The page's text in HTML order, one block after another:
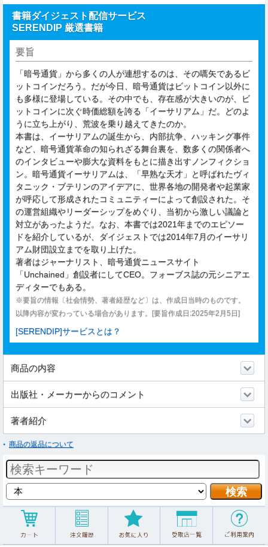
書籍ダイジェスト配信サービス
SERENDIP 厳選書籍
要旨
「暗号通貨」から多くの人が連想するのは、その嚆矢であるビ
ットコインだろう。だが今日、暗号通貨はビットコイン以外に
も多様に登場している。その中でも、存在感が大きいのが、ビ
ットコインに次ぐ時価総額を誇る「イーサリアム」だ。どのよ
うに立ち上がり、荒波を乗り越えてきたのか。
本書は、イーサリアムの誕生から、内部抗争、ハッキング事件
など、暗号通貨革命の知られざる舞台裏を、数多くの関係者へ
のインタビューや膨大な資料をもとに描き出すノンフィクショ
ン。暗号通貨イーサリアムは、「早熟な天才」と呼ばれたヴィ
タニック・ブテリンのアイデアに、世界各地の開発者や起業家
が呼応して形成されたコミュニティーによって創設された。そ
の運営組織やリーダーシップをめぐり、当初から激しい議論と
対立があったようだ。なお、本書では2021年までのエピソー
ドを紹介しているが、ダイジェストでは2014年7月のイーサリ
アム財団設立までを取り上げた。
著者はジャーナリスト、暗号通貨ニュースサイト
「Unchained」創設者にしてCEO。フォーブス誌の元シニアエ
ディターでもある。
※要旨の情報〔社会情勢、著者経歴など〕は、作成日当時のものです。
以降内容が変わっている場合があります。[要旨作成日:2025年2月5日]
[SERENDIP]サービスとは？
商品の内容
出版社・メーカーからのコメント
著者紹介
商品の返品について